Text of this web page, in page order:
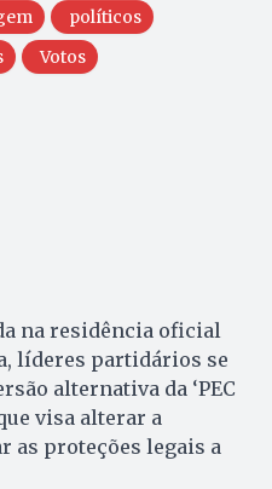
políticos
Votos
na residência oficial
líderes partidários se
alternativa da ‘PEC
visa alterar a
as proteções legais a